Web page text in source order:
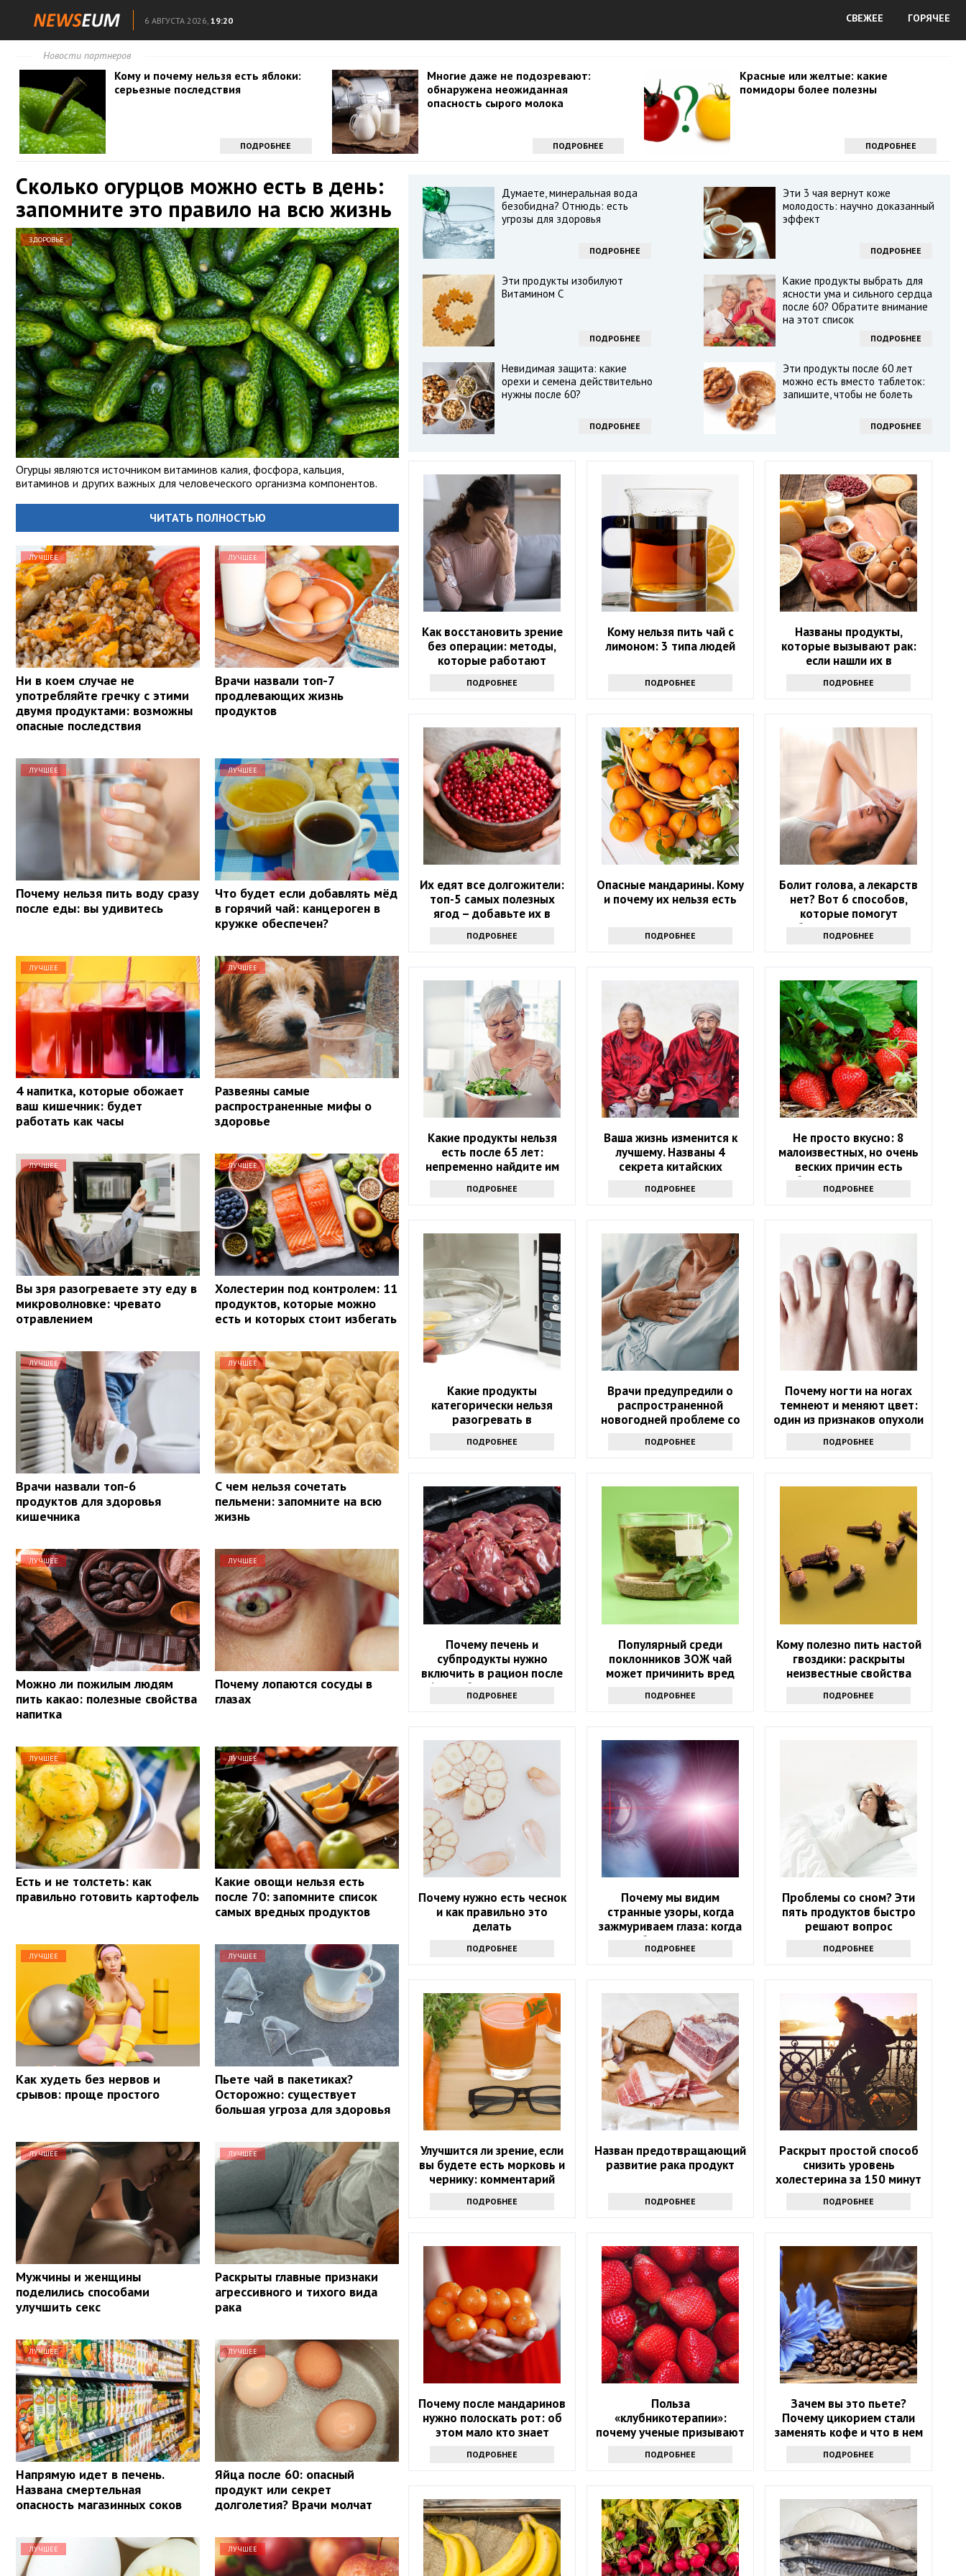
6 АВГУСТА 2026, 19:20 СВЕЖЕЕ ГОРЯЧЕЕ
Новости партнеров
Кому и почему нельзя есть яблоки:
серьезные последствия
ПОДРОБНЕЕ
Многие даже не подозревают:
обнаружена неожиданная
опасность сырого молока
ПОДРОБНЕЕ
Красные или желтые: какие
помидоры более полезны
ПОДРОБНЕЕ
Сколько огурцов можно есть в день:
запомните это правило на всю жизнь
ЗДОРОВЬЕ
Огурцы являются источником витаминов калия, фосфора, кальция,
витаминов и других важных для человеческого организма компонентов.
ЧИТАТЬ ПОЛНОСТЬЮ
ЛУЧШЕЕ
Ни в коем случае не
употребляйте гречку с этими
двумя продуктами: возможны
опасные последствия
ЛУЧШЕЕ
Врачи назвали топ-7
продлевающих жизнь
продуктов
ЛУЧШЕЕ
Почему нельзя пить воду сразу
после еды: вы удивитесь
ЛУЧШЕЕ
Что будет если добавлять мёд
в горячий чай: канцероген в
кружке обеспечен?
ЛУЧШЕЕ
4 напитка, которые обожает
ваш кишечник: будет
работать как часы
ЛУЧШЕЕ
Развеяны самые
распространенные мифы о
здоровье
ЛУЧШЕЕ
Вы зря разогреваете эту еду в
микроволновке: чревато
отравлением
ЛУЧШЕЕ
Холестерин под контролем: 11
продуктов, которые можно
есть и которых стоит избегать
ЛУЧШЕЕ
Врачи назвали топ-6
продуктов для здоровья
кишечника
ЛУЧШЕЕ
С чем нельзя сочетать
пельмени: запомните на всю
жизнь
ЛУЧШЕЕ
Можно ли пожилым людям
пить какао: полезные свойства
напитка
ЛУЧШЕЕ
Почему лопаются сосуды в
глазах
ЛУЧШЕЕ
Есть и не толстеть: как
правильно готовить картофель
ЛУЧШЕЕ
Какие овощи нельзя есть
после 70: запомните список
самых вредных продуктов
ЛУЧШЕЕ
Как худеть без нервов и
срывов: проще простого
ЛУЧШЕЕ
Пьете чай в пакетиках?
Осторожно: существует
большая угроза для здоровья
ЛУЧШЕЕ
Мужчины и женщины
поделились способами
улучшить секс
ЛУЧШЕЕ
Раскрыты главные признаки
агрессивного и тихого вида
рака
ЛУЧШЕЕ
Напрямую идет в печень.
Названа смертельная
опасность магазинных соков
ЛУЧШЕЕ
Яйца после 60: опасный
продукт или секрет
долголетия? Врачи молчат
ЛУЧШЕЕ ЛУЧШЕЕ
Думаете, минеральная вода
безобидна? Отнюдь: есть
угрозы для здоровья
ПОДРОБНЕЕ
Эти 3 чая вернут коже
молодость: научно доказанный
эффект
ПОДРОБНЕЕ
Эти продукты изобилуют
Витамином С
ПОДРОБНЕЕ
Какие продукты выбрать для
ясности ума и сильного сердца
после 60? Обратите внимание
на этот список
ПОДРОБНЕЕ
Невидимая защита: какие
орехи и семена действительно
нужны после 60?
ПОДРОБНЕЕ
Эти продукты после 60 лет
можно есть вместо таблеток:
запишите, чтобы не болеть
ПОДРОБНЕЕ
Как восстановить зрение
без операции: методы,
которые работают
ПОДРОБНЕЕ
Кому нельзя пить чай с
лимоном: 3 типа людей
ПОДРОБНЕЕ
Названы продукты,
которые вызывают рак:
если нашли их в
выбрасывайте
ПОДРОБНЕЕ
Их едят все долгожители:
топ-5 самых полезных
ягод – добавьте их в
ПОДРОБНЕЕ
Опасные мандарины. Кому
и почему их нельзя есть
ПОДРОБНЕЕ
Болит голова, а лекарств
нет? Вот 6 способов,
которые помогут
избавиться от напасти
ПОДРОБНЕЕ
Какие продукты нельзя
есть после 65 лет:
непременно найдите им
ПОДРОБНЕЕ
Ваша жизнь изменится к
лучшему. Названы 4
секрета китайских
долгожителей
ПОДРОБНЕЕ
Не просто вкусно: 8
малоизвестных, но очень
веских причин есть
клубнику как можно чаще
ПОДРОБНЕЕ
Какие продукты
категорически нельзя
разогревать в
советы экспертов
ПОДРОБНЕЕ
Врачи предупредили о
распространенной
новогодней проблеме со
ПОДРОБНЕЕ
Почему ногти на ногах
темнеют и меняют цвет:
один из признаков опухоли
ПОДРОБНЕЕ
Почему печень и
субпродукты нужно
включить в рацион после
60? Забытый источник
силы
ПОДРОБНЕЕ
Популярный среди
поклонников ЗОЖ чай
может причинить вред
ПОДРОБНЕЕ
Кому полезно пить настой
гвоздики: раскрыты
неизвестные свойства
ПОДРОБНЕЕ
Почему нужно есть чеснок
и как правильно это
делать
ПОДРОБНЕЕ
Почему мы видим
странные узоры, когда
зажмуриваем глаза: когда
стоит обратиться к врачу
ПОДРОБНЕЕ
Проблемы со сном? Эти
пять продуктов быстро
решают вопрос
ПОДРОБНЕЕ
Улучшится ли зрение, если
вы будете есть морковь и
чернику: комментарий
ПОДРОБНЕЕ
Назван предотвращающий
развитие рака продукт
ПОДРОБНЕЕ
Раскрыт простой способ
снизить уровень
холестерина за 150 минут
ПОДРОБНЕЕ
Почему после мандаринов
нужно полоскать рот: об
этом мало кто знает
ПОДРОБНЕЕ
Польза
«клубникотерапии»:
почему ученые призывают
людей в возрасте 50+
налегать на эту ягоду
ПОДРОБНЕЕ
Зачем вы это пьете?
Почему цикорием стали
заменять кофе и что в нем
ПОДРОБНЕЕ